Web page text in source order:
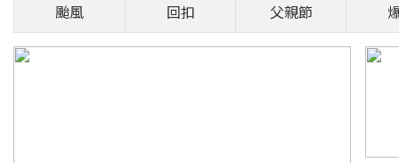
颱風 回扣 父親節